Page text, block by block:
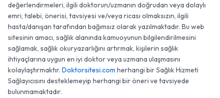
değerlendirmeleri, ilgili doktorun/uzmanın doğrudan veya dolaylı
emri, talebi, önerisi, tavsiyesi ve/veya ricası olmaksızın, ilgili
hasta/danışan tarafından bağımsız olarak yazılmaktadır. Bu web
sitesinin amacı, sağlık alanında kamuoyunun bilgilendirilmesini
sağlamak, sağlık okuryazarlığını artırmak, kişilerin sağlık
ihtiyaçlarına uygun en iyi doktor veya uzmana ulaşmasını
kolaylaştırmaktır. Doktorsitesi.com herhangi bir Sağlık Hizmeti
Sağlayıcısını desteklemeyip herhangi bir öneri ve tavsiyede
bulunmamaktadır.